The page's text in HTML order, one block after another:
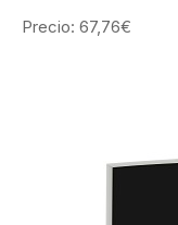
Precio: 67,76€